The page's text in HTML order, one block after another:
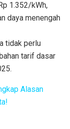
1.352/kWh,
daya menengah
tidak perlu
tarif dasar
Alasan